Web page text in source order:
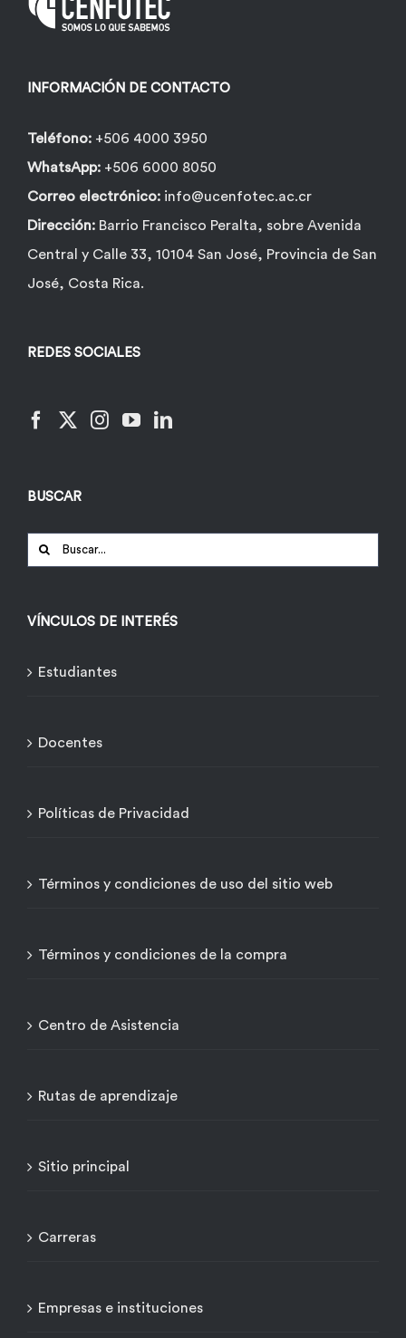
INFORMACIÓN DE CONTACTO
Teléfono: +506 4000 3950
WhatsApp: +506 6000 8050
Correo electrónico: info@ucenfotec.ac.cr
Dirección: Barrio Francisco Peralta, sobre Avenida
Central y Calle 33, 10104 San José, Provincia de San
José, Costa Rica.
REDES SOCIALES
BUSCAR
Buscar:
VÍNCULOS DE INTERÉS
Estudiantes
Docentes
Políticas de Privacidad
Términos y condiciones de uso del sitio web
Términos y condiciones de la compra
Centro de Asistencia
Rutas de aprendizaje
Sitio principal
Carreras
Empresas e instituciones